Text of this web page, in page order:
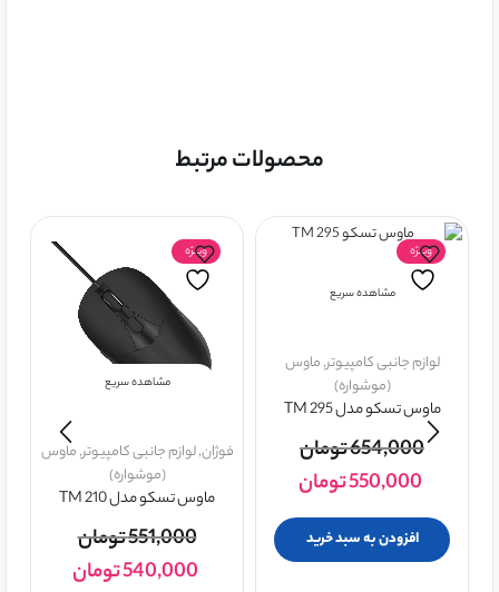
محصولات مرتبط
ویــژه
مشاهده سریع
لوازم جانبی کامپیوتر,ماوس
(موشواره)
ماوس تسکو مدل TM 295
654,000تومان
550,000تومان
افزودن به سبد خرید
ویــژه
مشاهده سریع
فوژان,لوازم جانبی کامپیوتر,ماوس
(موشواره)
ماوس تسکو مدل TM 210
551,000تومان
540,000تومان